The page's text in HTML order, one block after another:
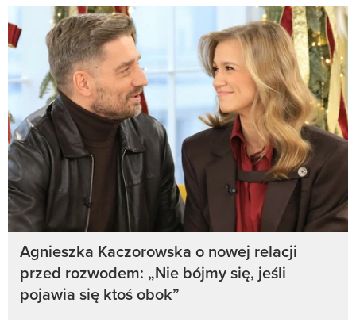
Agnieszka Kaczorowska o nowej relacji
przed rozwodem: „Nie bójmy się, jeśli
pojawia się ktoś obok”